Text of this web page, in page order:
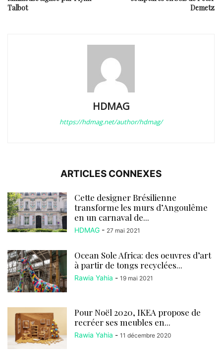
Talbot
Demetz
HDMAG
https://hdmag.net/author/hdmag/
ARTICLES CONNEXES
Cette designer Brésilienne
transforme les murs d’Angoulême
en un carnaval de...
HDMAG - 27 mai 2021
Ocean Sole Africa: des oeuvres d’art
à partir de tongs recyclées...
Rawia Yahia - 19 mai 2021
Pour Noël 2020, IKEA propose de
recréer ses meubles en...
Rawia Yahia - 11 décembre 2020